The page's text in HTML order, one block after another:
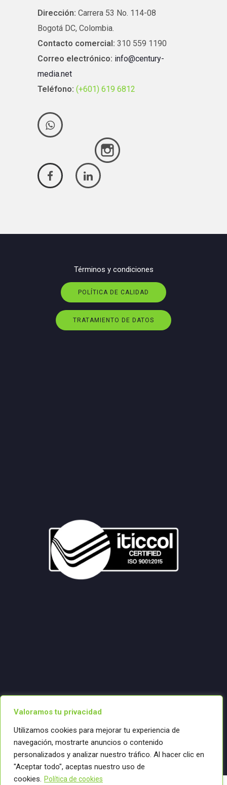
Valoramos tu privacidad
Utilizamos cookies para mejorar tu experiencia de
navegación, mostrarte anuncios o contenido
personalizados y analizar nuestro tráfico. Al hacer clic en
"Aceptar todo", aceptas nuestro uso de
cookies. Política de cookies
Dirección: Carrera 53 No. 114-08
Bogotá DC, Colombia.
Contacto comercial: 310 559 1190
Correo electrónico: info@century-
media.net
Teléfono: (+601) 619 6812
Términos y condiciones
POLÍTICA DE CALIDAD
TRATAMIENTO DE DATOS